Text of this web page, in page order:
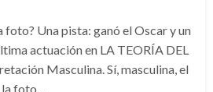
foto? Una pista: ganó el Oscar y un
actuación en LA TEORÍA DEL
Masculina. Sí, masculina, el
la foto…